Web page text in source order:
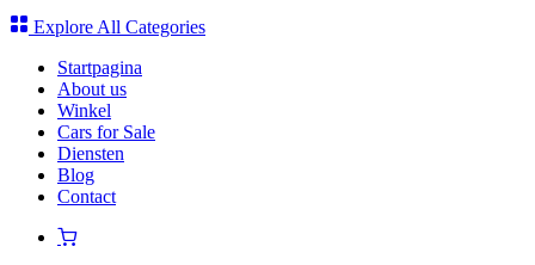
Explore All Categories
Startpagina
About us
Winkel
Cars for Sale
Diensten
Blog
Contact